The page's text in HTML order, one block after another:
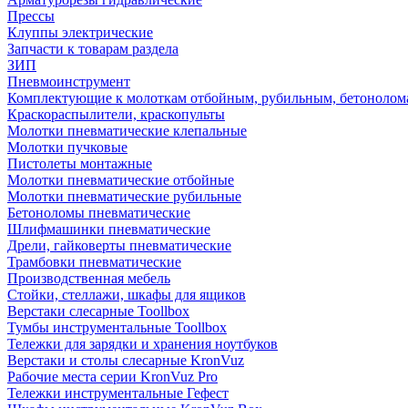
Прессы
Клуппы электрические
Запчасти к товарам раздела
ЗИП
Пневмоинструмент
Комплектующие к молоткам отбойным, рубильным,
Краскораспылители, краскопульты
Молотки пневматические клепальные
Молотки пучковые
Пистолеты монтажные
Молотки пневматические отбойные
Молотки пневматические рубильные
Бетоноломы пневматические
Шлифмашинки пневматические
Дрели, гайковерты пневматические
Трамбовки пневматические
Производственная мебель
Стойки, стеллажи, шкафы для ящиков
Верстаки слесарные Toollbox
Тумбы инструментальные Toollbox
Тележки для зарядки и хранения ноутбуков
Верстаки и столы слесарные KronVuz
Рабочие места серии KronVuz Pro
Тележки инструментальные Гефест